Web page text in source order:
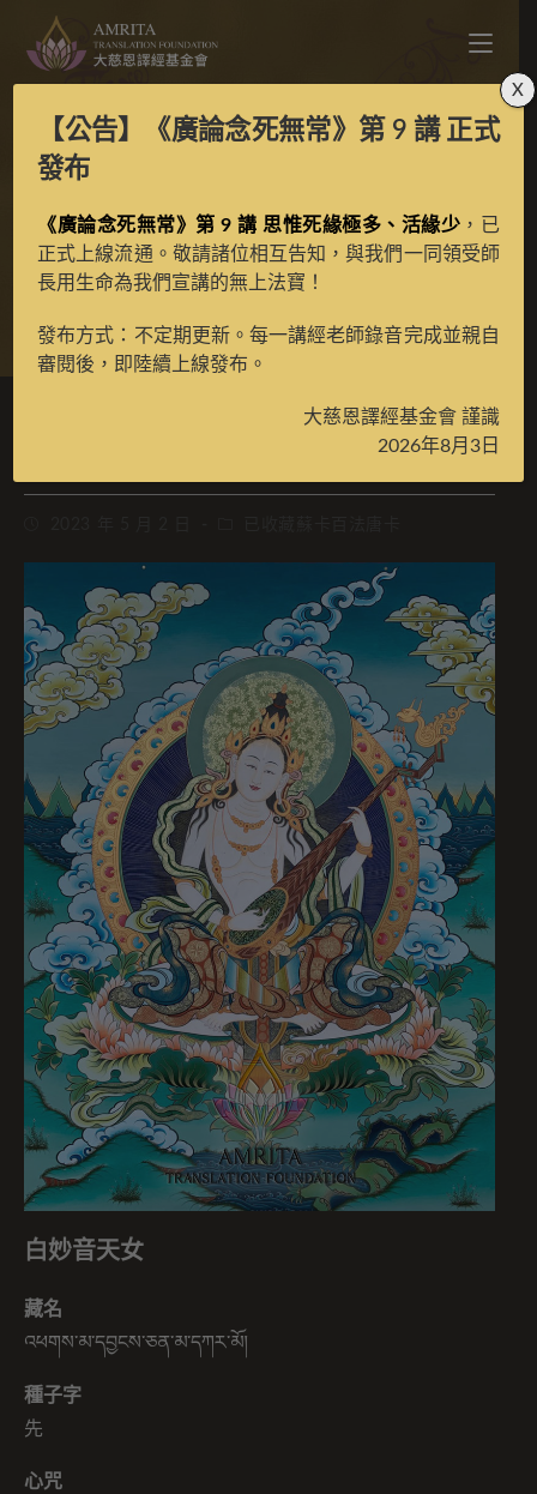
蘇卡百法之妙音天女彩
唐
蘇卡百法之妙音天女彩唐
白妙音天女
藏名
འཕགས་མ་དབྱངས་ཅན་མ་དཀར་མོ།
種子字
先
心咒
【公告】 《廣論念死無常》第 9 講正式
發布
《廣論念死無常》第 9 講 思惟死緣極多、活緣少 ，已
正式上線流通。敬請諸位相互告知，與我們一同領受師
長用生命為我們宣講的無上法寶！
發布方式：不定期更新。每一講經老師錄音完成並親自
審閱後，即陸續上線發布。
大慈恩譯經基金會 謹識
2026年8月3日
X